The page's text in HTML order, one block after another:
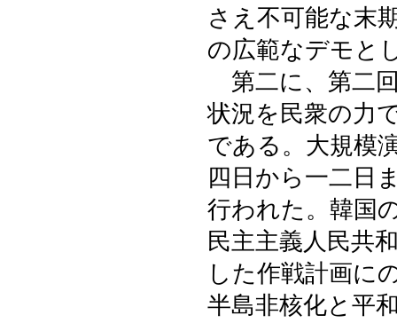
さえ不可能な末
の広範なデモと
第二に、第二
状況を民衆の力
である。大規模
四日から一二日
行われた。韓国
民主主義人民共
した作戦計画に
半島非核化と平